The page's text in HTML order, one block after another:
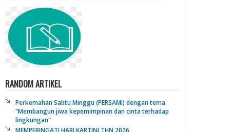
RANDOM ARTIKEL
Perkemahan Sabtu Minggu (PERSAMI) dengan tema
"Membangun jiwa kepemimpinan dan cinta terhadap
lingkungan"
MEMPERINGATI HARI KARTINI THN 2026